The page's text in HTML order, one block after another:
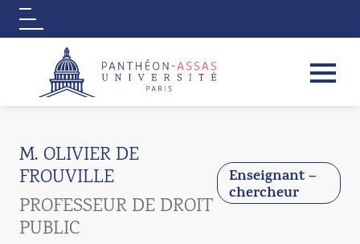
Logo
M. OLIVIER DE
FROUVILLE
PROFESSEUR DE DROIT
PUBLIC
Enseignant –
chercheur